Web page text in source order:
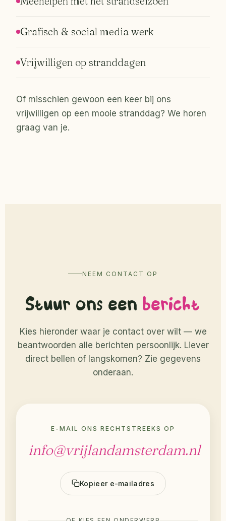
Grafisch & social media werk
Vrijwilligen op stranddagen
Of misschien gewoon een keer bij ons
vrijwilligen op een mooie stranddag? We horen
graag van je.
NEEM CONTACT OP
Stuur ons een bericht
Kies hieronder waar je contact over wilt — we
beantwoorden alle berichten persoonlijk. Liever
direct bellen of langskomen? Zie gegevens
onderaan.
E-MAIL ONS RECHTSTREEKS OP
info@vrijlandamsterdam.nl
Kopieer e-mailadres